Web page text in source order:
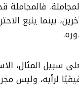
بينما ينبع
سبيل المثال،
لرأيه، وليس